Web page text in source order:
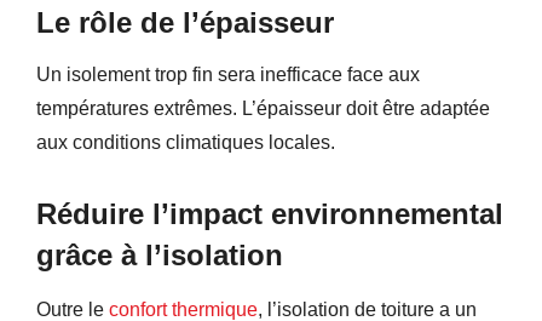
Le rôle de l’épaisseur
Un isolement trop fin sera inefficace face aux
températures extrêmes. L’épaisseur doit être adaptée
aux conditions climatiques locales.
Réduire l’impact environnemental
grâce à l’isolation
Outre le confort thermique, l’isolation de toiture a un